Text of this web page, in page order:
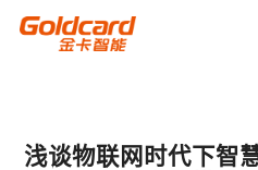
浅谈物联网时代下智